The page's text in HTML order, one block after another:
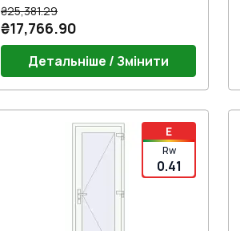
₴25,381.29
₴17,766.90
Детальніше / Змінити
Поріг 24mm (E60)
Дверний гарнітур GU (білий)
Дверна петля Європа MEDOS
Jocker біла (E60;BrD)
Замок на три точки (WILKA) під
нажимну ручку
E
Rw
0.41